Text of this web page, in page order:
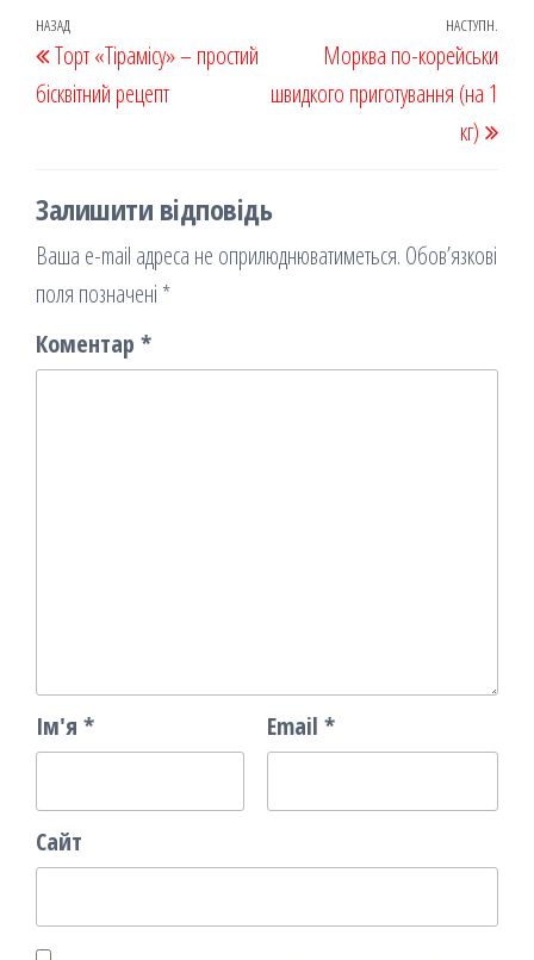
k on ис
Навігація
записів
Попередній
запис
НАЗАД
Торт «Тірамісу» – простий
бісквітний рецепт
НАСТУПН.
Морква по-корейськи
швидкого приготування (на 1
кг)
Залишити відповідь
Ваша e-mail адреса не оприлюднюватиметься. Обов’язкові
поля позначені *
Коментар *
Ім'я * Email *
Сайт